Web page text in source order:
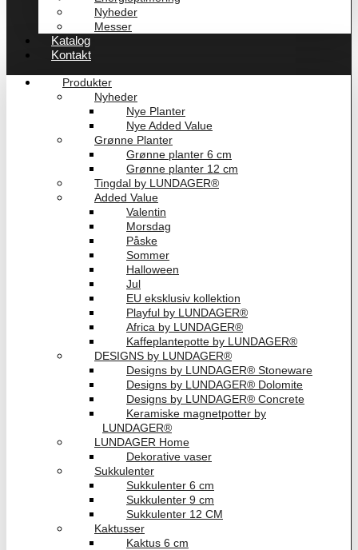
Nyheder
Messer
Katalog
Kontakt
Produkter
Nyheder
Nye Planter
Nye Added Value
Grønne Planter
Grønne planter 6 cm
Grønne planter 12 cm
Tingdal by LUNDAGER®
Added Value
Valentin
Morsdag
Påske
Sommer
Halloween
Jul
EU eksklusiv kollektion
Playful by LUNDAGER®
Africa by LUNDAGER®
Kaffeplantepotte by LUNDAGER®
DESIGNS by LUNDAGER®
Designs by LUNDAGER® Stoneware
Designs by LUNDAGER® Dolomite
Designs by LUNDAGER® Concrete
Keramiske magnetpotter by
LUNDAGER®
LUNDAGER Home
Dekorative vaser
Sukkulenter
Sukkulenter 6 cm
Sukkulenter 9 cm
Sukkulenter 12 CM
Kaktusser
Kaktus 6 cm